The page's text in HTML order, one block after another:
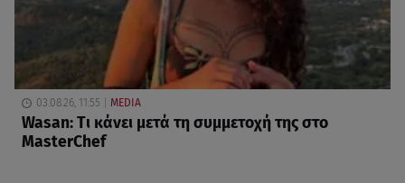
03.08.26, 11:55 MEDIA
Wasan: Tι κάνει μετά τη συμμετοχή της στο
MasterChef